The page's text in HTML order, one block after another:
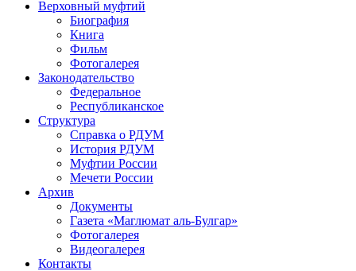
Верховный муфтий
Биография
Книга
Фильм
Фотогалерея
Законодательство
Федеральное
Республиканское
Структура
Справка о РДУМ
История РДУМ
Муфтии России
Мечети России
Архив
Документы
Газета «Маглюмат аль-Булгар»
Фотогалерея
Видеогалерея
Контакты